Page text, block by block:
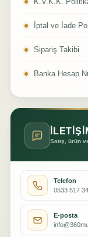
İptal ve İade
Sipariş Takibi
Banka Hesap
Satış, ürün
Telefon
0533 517
E-posta